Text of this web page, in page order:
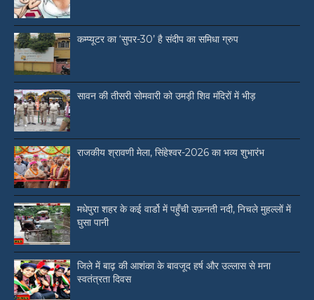
कम्प्यूटर का ‘सुपर-30’ है संदीप का समिधा ग्रुप
सावन की तीसरी सोमवारी को उमड़ी शिव मंदिरों में भीड़
राजकीय श्रावणी मेला, सिंहेश्वर-2026 का भव्य शुभारंभ
मधेपुरा शहर के कई वार्डो में पहुँची उफ़नती नदी, निचले मुहल्लों में
घुसा पानी
जिले में बाढ़ की आशंका के बावजूद हर्ष और उल्लास से मना
स्वतंत्रता दिवस